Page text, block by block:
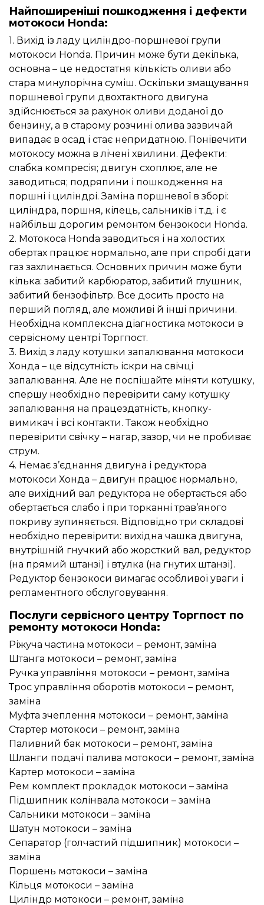
Найпоширеніші пошкодження і дефекти
мотокоси Honda:
1. Вихід із ладу циліндро-поршневої групи
мотокоси Honda. Причин може бути декілька,
основна – це недостатня кількість оливи або
стара минулорічна суміш. Оскільки змащування
поршневої групи двохтактного двигуна
здійснюється за рахунок оливи доданої до
бензину, а в старому розчині олива зазвичай
випадає в осад і стає непридатною. Понівечити
мотокосу можна в лічені хвилини. Дефекти:
слабка компресія; двигун схоплює, але не
заводиться; подряпини і пошкодження на
поршні і циліндрі. Заміна поршневої в зборі:
циліндра, поршня, кілець, сальників і т.д. і є
найбільш дорогим ремонтом бензокоси Honda.
2. Мотокоса Honda заводиться і на холостих
обертах працює нормально, але при спробі дати
газ захлинається. Основних причин може бути
кілька: забитий карбюратор, забитий глушник,
забитий бензофільтр. Все досить просто на
перший погляд, але можливі й інші причини.
Необхідна комплексна діагностика мотокоси в
сервісному центрі Торгпост.
3. Вихід з ладу котушки запалювання мотокоси
Хонда – це відсутність іскри на свічці
запалювання. Але не поспішайте міняти котушку,
спершу необхідно перевірити саму котушку
запалювання на працездатність, кнопку-
вимикач і всі контакти. Також необхідно
перевірити свічку – нагар, зазор, чи не пробиває
струм.
4. Немає з’єднання двигуна і редуктора
мотокоси Хонда – двигун працює нормально,
але вихідний вал редуктора не обертається або
обертається слабо і при торканні трав’яного
покриву зупиняється. Відповідно три складові
необхідно перевірити: вихідна чашка двигуна,
внутрішній гнучкий або жорсткий вал, редуктор
(на прямий штанзі) і втулка (на гнутих штанзі).
Редуктор бензокоси вимагає особливої уваги і
регламентного обслуговування.
Послуги сервісного центру Торгпост по
ремонту мотокоси Honda:
Ріжуча частина мотокоси – ремонт, заміна
Штанга мотокоси – ремонт, заміна
Ручка управління мотокоси – ремонт, заміна
Трос управління оборотів мотокоси – ремонт,
заміна
Муфта зчеплення мотокоси – ремонт, заміна
Стартер мотокоси – ремонт, заміна
Паливний бак мотокоси – ремонт, заміна
Шланги подачі палива мотокоси – ремонт, заміна
Картер мотокоси – заміна
Рем комплект прокладок мотокоси – заміна
Підшипник колінвала мотокоси – заміна
Сальники мотокоси – заміна
Шатун мотокоси – заміна
Сепаратор (голчастий підшипник) мотокоси –
заміна
Поршень мотокоси – заміна
Кільця мотокоси – заміна
Циліндр мотокоси – ремонт, заміна